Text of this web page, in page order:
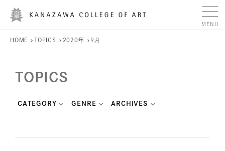
HOME TOPICS 2020年 9月
TOPICS
CATEGORY GENRE ARCHIVES